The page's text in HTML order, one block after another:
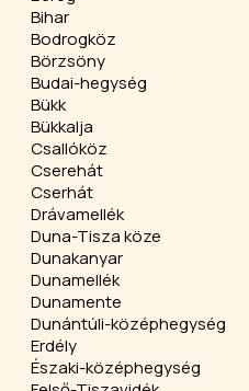
Bihar
Bodrogköz
Börzsöny
Budai-hegység
Bükk
Bükkalja
Csallóköz
Cserehát
Cserhát
Drávamellék
Duna-Tisza köze
Dunakanyar
Dunamellék
Dunamente
Dunántúli-középhegység
Erdély
Északi-középhegység